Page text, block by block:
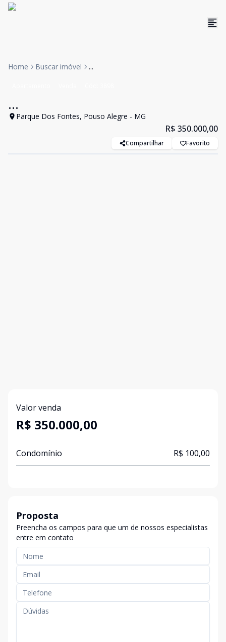
Home Buscar imóvel ...
...
Parque Dos Fontes, Pouso Alegre - MG
R$ 350.000,00
Compartilhar Favorito
Valor venda
R$ 350.000,00
Condomínio R$ 100,00
Proposta
Preencha os campos para que um de nossos especialistas
entre em contato